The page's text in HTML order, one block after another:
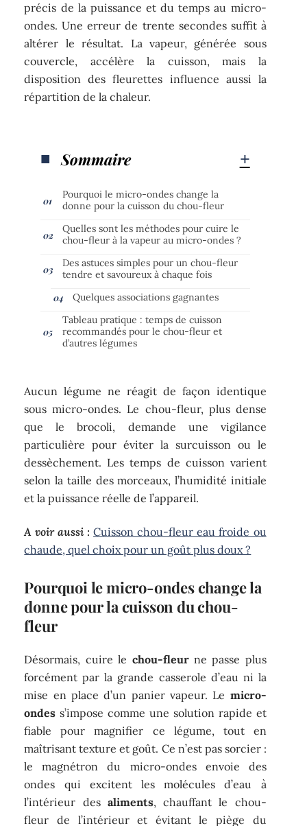
précis de la puissance et du temps au micro-
ondes. Une erreur de trente secondes suffit à
altérer le résultat. La vapeur, générée sous
couvercle, accélère la cuisson, mais la
disposition des fleurettes influence aussi la
répartition de la chaleur.
Sommaire
Pourquoi le micro-ondes change la
donne pour la cuisson du chou-fleur
Quelles sont les méthodes pour cuire le
chou-fleur à la vapeur au micro-ondes ?
Des astuces simples pour un chou-fleur
tendre et savoureux à chaque fois
Quelques associations gagnantes
Tableau pratique : temps de cuisson
recommandés pour le chou-fleur et
d’autres légumes
Aucun légume ne réagit de façon identique
sous micro-ondes. Le chou-fleur, plus dense
que le brocoli, demande une vigilance
particulière pour éviter la surcuisson ou le
dessèchement. Les temps de cuisson varient
selon la taille des morceaux, l’humidité initiale
et la puissance réelle de l’appareil.
A voir aussi : Cuisson chou-fleur eau froide ou
chaude, quel choix pour un goût plus doux ?
Pourquoi le micro-ondes change la
donne pour la cuisson du chou-
fleur
Désormais, cuire le chou-fleurne passe plus
forcément par la grande casserole d’eau ni la
mise en place d’un panier vapeur. Le micro-
ondes s’impose comme une solution rapide et
fiable pour magnifier ce légume, tout en
maîtrisant texture et goût. Ce n’est pas sorcier :
le magnétron du micro-ondes envoie des
ondes qui excitent les molécules d’eau à
l’intérieur des aliments, chauffant le chou-
fleur de l’intérieur et évitant le piège du